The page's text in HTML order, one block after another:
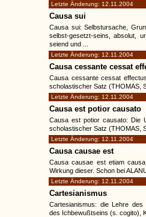
Letzte Änderung: 12.11.2004
Causa sui
Causa sui: Selbstursache,
selbst-gesetzt-seins, absolut,
seiend und ...
Letzte Änderung: 12.11.2004
Causa cessante cessat
Causa cessante cessat
scholastischer Satz (THOMAS,
Letzte Änderung: 12.11.2004
Causa est potior causato
Causa est potior causato: Die
scholastischer Satz (THOMAS,
Letzte Änderung: 12.11.2004
Causa causae est
Causa causae est etiam
Wirkung dieser. Schon bei
Letzte Änderung: 12.11.2004
Cartesianismus
Cartesianismus: die Lehre des
des Ichbewußtseins (s. cogito),